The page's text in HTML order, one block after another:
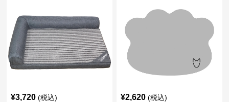
¥3,720 (税込) ¥2,620 (税込)